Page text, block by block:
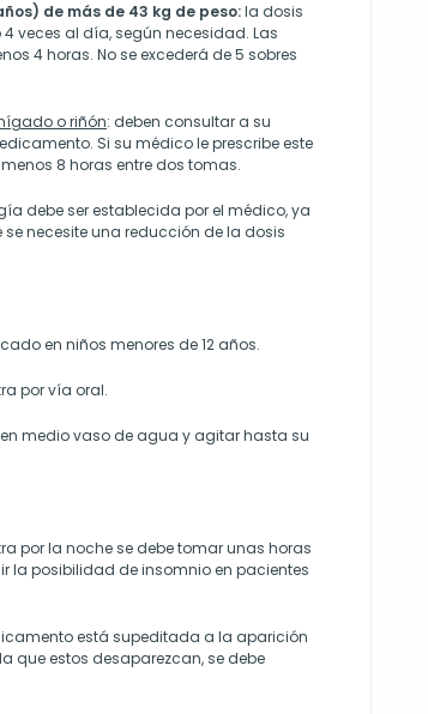
de más de 43 kg de peso:la dosis
veces al día, según necesidad. Las
4 horas. No se excederá de 5 sobres
o riñón: deben consultar a su
Si su médico le prescribe este
8 horas entre dos tomas.
debe ser establecida por el médico, ya
necesite una reducción de la dosis
en niños menores de 12 años.
por vía oral.
medio vaso de agua y agitar hasta su
por la noche se debe tomar unas horas
la posibilidad de insomnio en pacientes
está supeditada a la aparición
que estos desaparezcan, se debe